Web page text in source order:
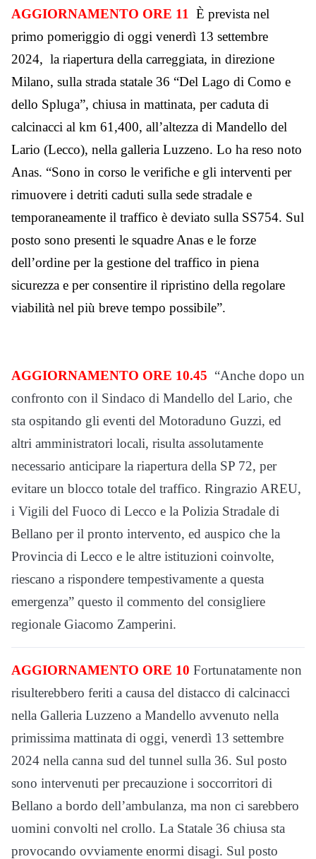
AGGIORNAMENTO ORE 11 È prevista nel
primo pomeriggio di oggi venerdì 13 settembre
2024, la riapertura della carreggiata, in direzione
Milano, sulla strada statale 36 “Del Lago di Como e
dello Spluga”, chiusa in mattinata, per caduta di
calcinacci al km 61,400, all’altezza di Mandello del
Lario (Lecco), nella galleria Luzzeno. Lo ha reso noto
Anas. “Sono in corso le verifiche e gli interventi per
rimuovere i detriti caduti sulla sede stradale e
temporaneamente il traffico è deviato sulla SS754. Sul
posto sono presenti le squadre Anas e le forze
dell’ordine per la gestione del traffico in piena
sicurezza e per consentire il ripristino della regolare
viabilità nel più breve tempo possibile”.
AGGIORNAMENTO ORE 10.45 “Anche dopo un
confronto con il Sindaco di Mandello del Lario, che
sta ospitando gli eventi del Motoraduno Guzzi, ed
altri amministratori locali, risulta assolutamente
necessario anticipare la riapertura della SP 72, per
evitare un blocco totale del traffico. Ringrazio AREU,
i Vigili del Fuoco di Lecco e la Polizia Stradale di
Bellano per il pronto intervento, ed auspico che la
Provincia di Lecco e le altre istituzioni coinvolte,
riescano a rispondere tempestivamente a questa
emergenza” questo il commento del consigliere
regionale Giacomo Zamperini.
AGGIORNAMENTO ORE 10 Fortunatamente non
risulterebbero feriti a causa del distacco di calcinacci
nella Galleria Luzzeno a Mandello avvenuto nella
primissima mattinata di oggi, venerdì 13 settembre
2024 nella canna sud del tunnel sulla 36. Sul posto
sono intervenuti per precauzione i soccorritori di
Bellano a bordo dell’ambulanza, ma non ci sarebbero
uomini convolti nel crollo. La Statale 36 chiusa sta
provocando ovviamente enormi disagi. Sul posto